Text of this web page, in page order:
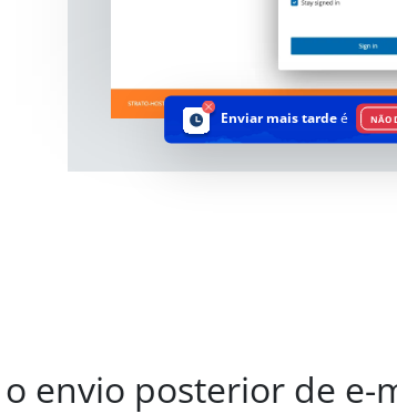
Enviar mais tardeé NÃO
envio posterior de e-